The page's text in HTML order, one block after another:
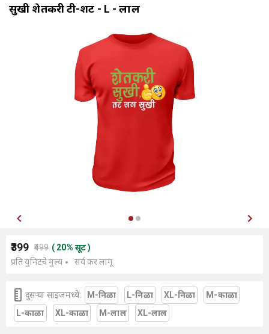
सुखी शेतकरी टी-शर्ट - L - लाल
₹399 ₹499 ( 20% सूट)
प्रति युनिटचे मुल्य
सर्व कर लागू
दुसर्‍या साइजमध्ये: M-निळा L-निळा XL-निळा
M-काळा
L-काळा
XL-काळा M-लाल XL-लाल